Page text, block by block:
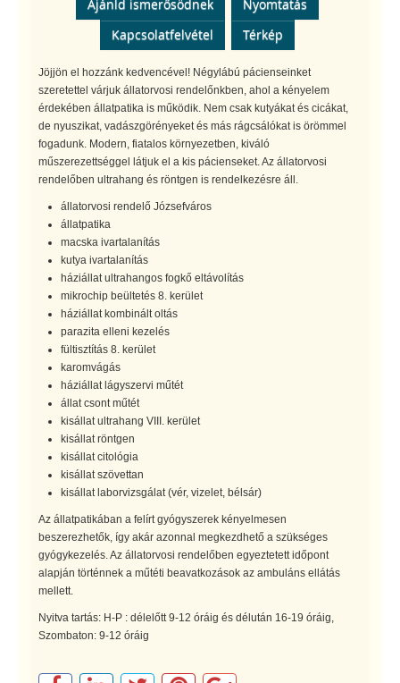
Ajánld ismerősödnek
Nyomtatás
Kapcsolatfelvétel
Térkép
Jöjjön el hozzánk kedvencével! Négylábú pácienseinket
szeretettel várjuk állatorvosi rendelőnkben, ahol a kényelem
érdekében állatpatika is működik. Nem csak kutyákat és cicákat,
de nyuszikat, vadászgörényeket és más rágcsálókat is örömmel
fogadunk. Modern, fiatalos környezetben, kiváló
műszerezettséggel látjuk el a kis pácienseket. Az állatorvosi
rendelőben ultrahang és röntgen is rendelkezésre áll.
állatorvosi rendelő Józsefváros
állatpatika
macska ivartalanítás
kutya ivartalanítás
háziállat ultrahangos fogkő eltávolítás
mikrochip beültetés 8. kerület
háziállat kombinált oltás
parazita elleni kezelés
fültisztítás 8. kerület
karomvágás
háziállat lágyszervi műtét
állat csont műtét
kisállat ultrahang VIII. kerület
kisállat röntgen
kisállat citológia
kisállat szövettan
kisállat laborvizsgálat (vér, vizelet, bélsár)
Az állatpatikában a felírt gyógyszerek kényelmesen
beszerezhetők, így akár azonnal megkezdhető a szükséges
gyógykezelés. Az állatorvosi rendelőben egyeztetett időpont
alapján történnek a műtéti beavatkozások az ambuláns ellátás
mellett.
Nyitva tartás: H-P : délelőtt 9-12 óráig és délután 16-19 óráig,
Szombaton: 9-12 óráig